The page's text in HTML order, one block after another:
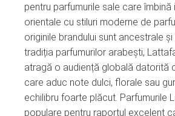
pentru parfumurile sale care îmbină
orientale cu stiluri moderne de
originile brandului sunt ancestrale
tradiția parfumurilor arabești,
atragă o audiență globală datorită
care aduc note dulci, florale sau
echilibru foarte plăcut. Parfumurile
populare pentru raportul excelent